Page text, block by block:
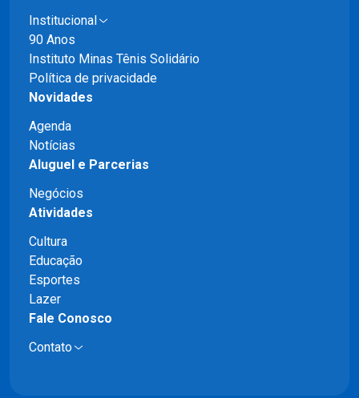
Institucional
90 Anos
Instituto Minas Tênis Solidário
Política de privacidade
Novidades
Agenda
Notícias
Aluguel e Parcerias
Negócios
Atividades
Cultura
Educação
Esportes
Lazer
Fale Conosco
Contato